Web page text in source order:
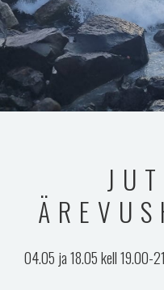
04.05 ja 18.05 kell 19.00-